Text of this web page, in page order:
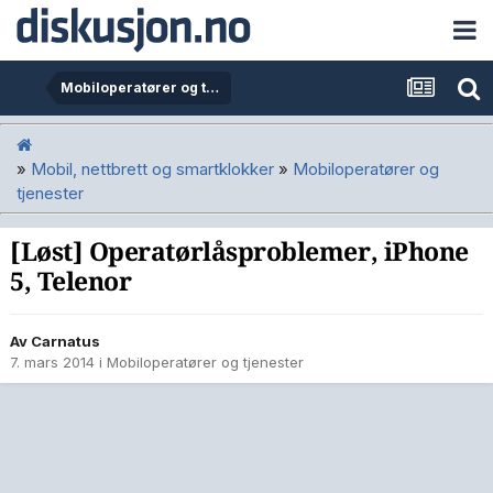
Mobiloperatører og tjenester
» Mobil, nettbrett og smartklokker » Mobiloperatører og
tjenester
[Løst] Operatørlåsproblemer, iPhone
5, Telenor
Av Carnatus
7. mars 2014 i Mobiloperatører og tjenester